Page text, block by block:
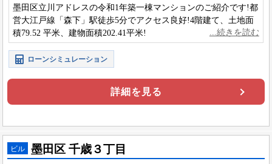
墨田区立川アドレスの令和1年築一棟マンションのご紹介です!都
営大江戸線「森下」駅徒歩5分でアクセス良好!4階建て、土地面
積79.52 平米、建物面積202.41平米!
ローンシミュレーション
詳細を見る
ビル 墨田区 千歳３丁目